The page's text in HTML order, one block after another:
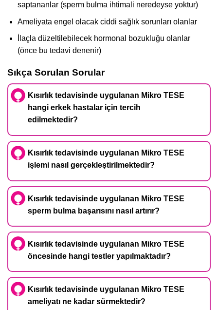
saptananlar (sperm bulma ihtimali neredeyse yoktur)
Ameliyata engel olacak ciddi sağlık sorunları olanlar
İlaçla düzeltilebilecek hormonal bozukluğu olanlar
(önce bu tedavi denenir)
Sıkça Sorulan Sorular
Kısırlık tedavisinde uygulanan Mikro TESE
hangi erkek hastalar için tercih
edilmektedir?
Kısırlık tedavisinde uygulanan Mikro TESE
işlemi nasıl gerçekleştirilmektedir?
Kısırlık tedavisinde uygulanan Mikro TESE
sperm bulma başarısını nasıl artırır?
Kısırlık tedavisinde uygulanan Mikro TESE
öncesinde hangi testler yapılmaktadır?
Kısırlık tedavisinde uygulanan Mikro TESE
ameliyatı ne kadar sürmektedir?